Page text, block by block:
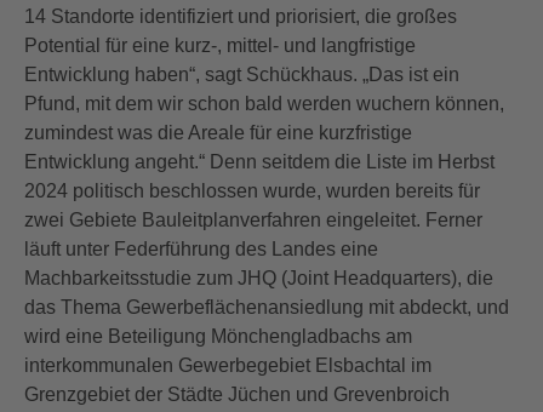
14 Standorte identifiziert und priorisiert, die großes
Potential für eine kurz-, mittel- und langfristige
Entwicklung haben“, sagt Schückhaus. „Das ist ein
Pfund, mit dem wir schon bald werden wuchern können,
zumindest was die Areale für eine kurzfristige
Entwicklung angeht.“ Denn seitdem die Liste im Herbst
2024 politisch beschlossen wurde, wurden bereits für
zwei Gebiete Bauleitplanverfahren eingeleitet. Ferner
läuft unter Federführung des Landes eine
Machbarkeitsstudie zum JHQ (Joint Headquarters), die
das Thema Gewerbeflächenansiedlung mit abdeckt, und
wird eine Beteiligung Mönchengladbachs am
interkommunalen Gewerbegebiet Elsbachtal im
Grenzgebiet der Städte Jüchen und Grevenbroich